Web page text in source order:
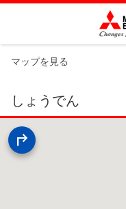
マップを見る
しょうでん